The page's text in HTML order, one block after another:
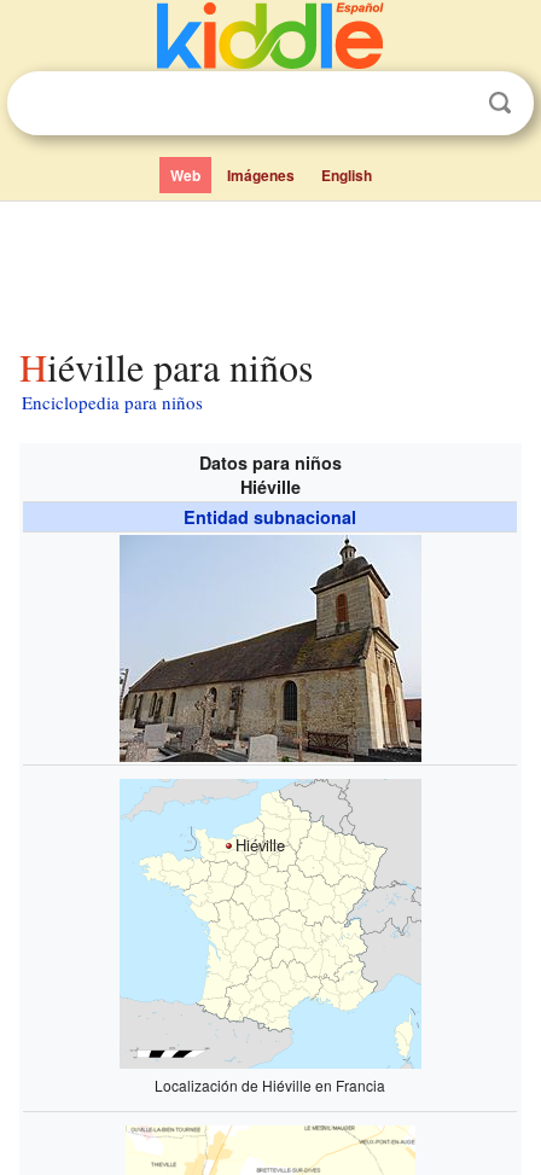
Web Imágenes English
Hiéville para niños
Enciclopedia para niños
Datos para niños
Hiéville
Entidad subnacional
Hiéville
Localización de Hiéville en Francia